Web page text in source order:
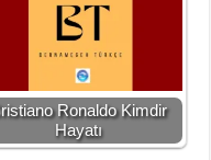
Ronaldo Kimdir
Hayatı